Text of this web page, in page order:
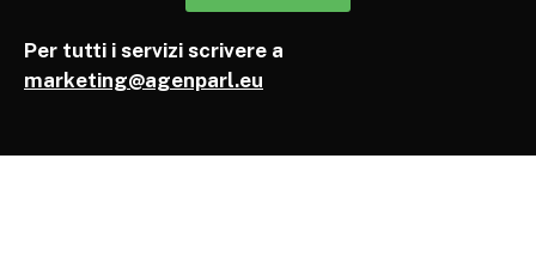
Per tutti i servizi scrivere a
marketing@agenparl.eu